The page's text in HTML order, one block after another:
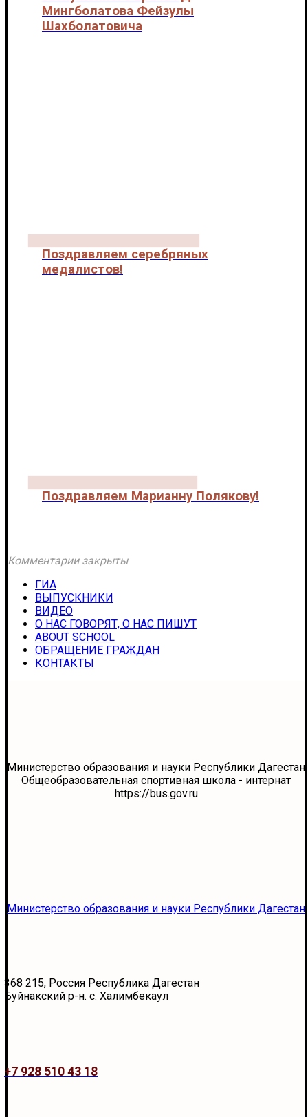
Мингболатова Фейзулы
Шахболатовича
Поздравляем серебряных
медалистов!
Поздравляем Марианну Полякову!
Комментарии закрыты
ГИА
ВЫПУСКНИКИ
ВИДЕО
О НАС ГОВОРЯТ, О НАС ПИШУТ
ABOUT SCHOOL
ОБРАЩЕНИЕ ГРАЖДАН
КОНТАКТЫ
Министерство образования и науки Республики Дагестан
Общеобразовательная спортивная школа - интернат
https://bus.gov.ru
Министерство образования и науки Республики Дагестан
368 215, Россия Республика Дагестан
Буйнакский р-н. с. Халимбекаул
+7 928 510 43 18